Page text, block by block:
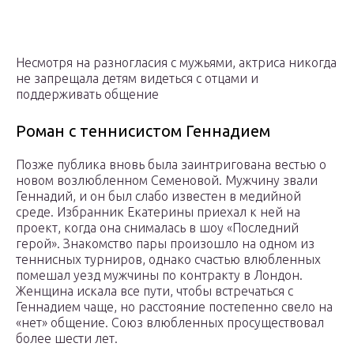
Несмотря на разногласия с мужьями, актриса никогда
не запрещала детям видеться с отцами и
поддерживать общение
Роман с теннисистом Геннадием
Позже публика вновь была заинтригована вестью о
новом возлюбленном Семеновой. Мужчину звали
Геннадий, и он был слабо известен в медийной
среде. Избранник Екатерины приехал к ней на
проект, когда она снималась в шоу «Последний
герой». Знакомство пары произошло на одном из
теннисных турниров, однако счастью влюбленных
помешал уезд мужчины по контракту в Лондон.
Женщина искала все пути, чтобы встречаться с
Геннадием чаще, но расстояние постепенно свело на
«нет» общение. Союз влюбленных просуществовал
более шести лет.